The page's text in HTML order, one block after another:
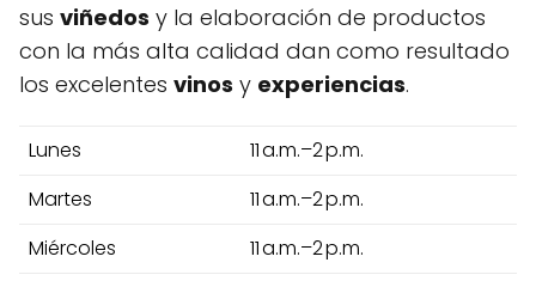
sus viñedos y la elaboración de productos
con la más alta calidad dan como resultado
los excelentes vinos y experiencias.
Lunes
11 a.m.–2 p.m.
Martes
11 a.m.–2 p.m.
Miércoles
11 a.m.–2 p.m.